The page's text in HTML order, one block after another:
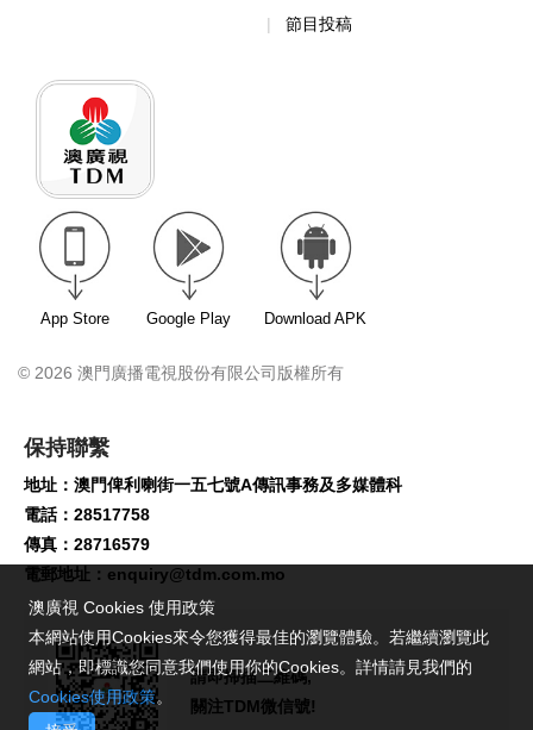
節目投稿
App Store Google Play Download APK
© 2026 澳門廣播電視股份有限公司版權所有
保持聯繫
地址：澳門俾利喇街一五七號A傳訊事務及多媒體科
電話：28517758
傳真：28716579
電郵地址： enquiry@tdm.com.mo
請即掃描二維碼,
關注TDM微信號!
澳廣視 Cookies 使用政策
本網站使用Cookies來令您獲得最佳的瀏覽體驗。若繼續瀏覽此
網站，即標識您同意我們使用你的Cookies。詳情請見我們的
Cookies使用政策。